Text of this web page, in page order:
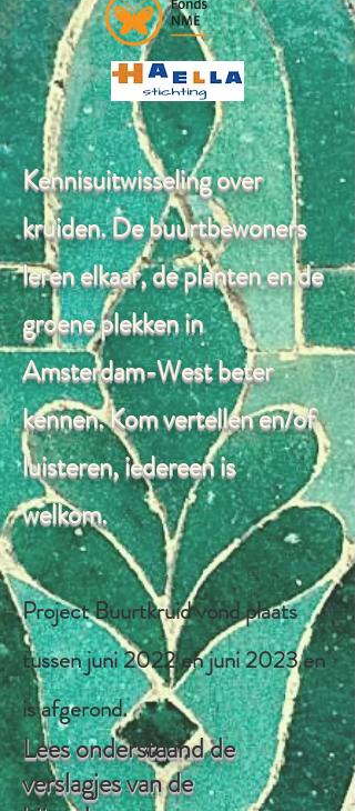
Kennisuitwisseling over
kruiden. De buurtbewoners
leren elkaar, de planten en de
groene plekken in
Amsterdam-West beter
kennen. Kom vertellen en/of
luisteren, iedereen is
welkom.
Project Buurtkruid vond plaats
tussen juni 2022 en juni 2023 en
is afgerond.
Lees onderstaandde
verslagjes van de